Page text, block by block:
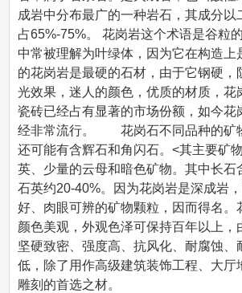
成岩中分布最广的一种岩石，其成分以
占65%-75%。 花岗岩这个术语是谷粒
中常被理解为叶绿体，因为它在构造上
的花岗岩是最硬的石材，由于它钢硬，
光效果，迷人的颜色，优质的材质，花
瓷砖已经占有显著的市场份额，如今花
经非常流行。 花岗石不同品种的矿
还可能有含辉石和角闪石。<其主要矿
英、少量的云母和暗色矿物。其中长石
石英约20-40%。因为花岗岩是深成岩
好、肉眼可辨的矿物颗粒，因而得名。
颜色美观，外观色泽可保持百年以上，
坚硬致密、强度高、抗风化、耐腐蚀、
低，除了用作高级建筑装饰工程、大厅
雕刻的首选之材。